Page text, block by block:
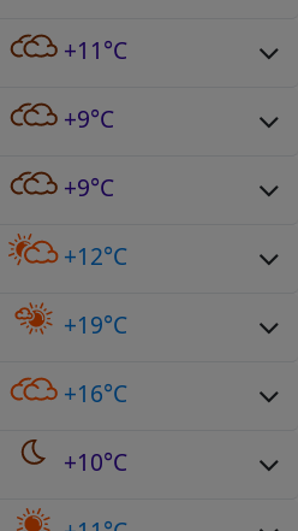
+11°C
+9°C
+9°C
+12°C
+19°C
+16°C
+10°C